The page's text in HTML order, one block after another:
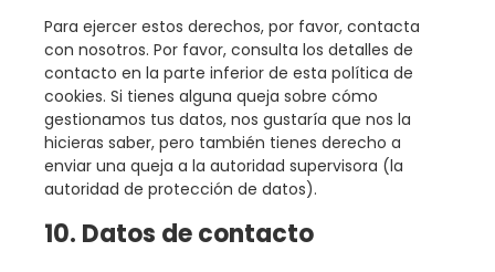
Para ejercer estos derechos, por favor, contacta
con nosotros. Por favor, consulta los detalles de
contacto en la parte inferior de esta política de
cookies. Si tienes alguna queja sobre cómo
gestionamos tus datos, nos gustaría que nos la
hicieras saber, pero también tienes derecho a
enviar una queja a la autoridad supervisora (la
autoridad de protección de datos).
10. Datos de contacto